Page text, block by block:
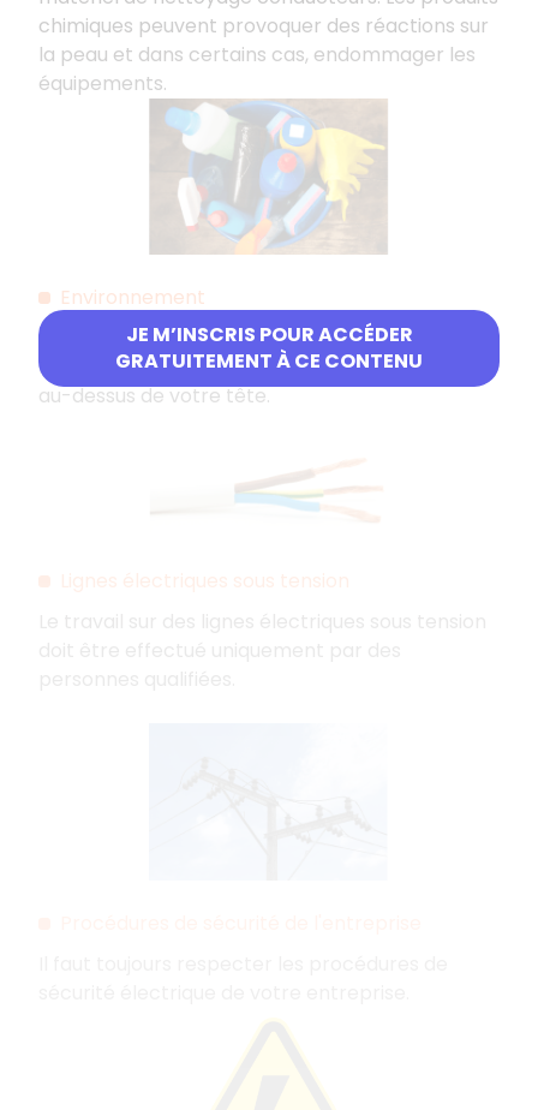
JE M’INSCRIS POUR ACCÉDER
GRATUITEMENT À CE CONTENU
chimiques peuvent provoquer des réactions sur
la peau et dans certains cas, endommager les
équipements.
Environnement
Durant les interventions, il faut identifier les
risques potentiels, tel que les conducteurs nus
au-dessus de votre tête.
Lignes électriques sous tension